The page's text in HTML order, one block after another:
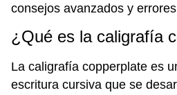
consejos avanzados y
¿Qué es la caligrafía
La caligrafía copperplate es
escritura cursiva que se